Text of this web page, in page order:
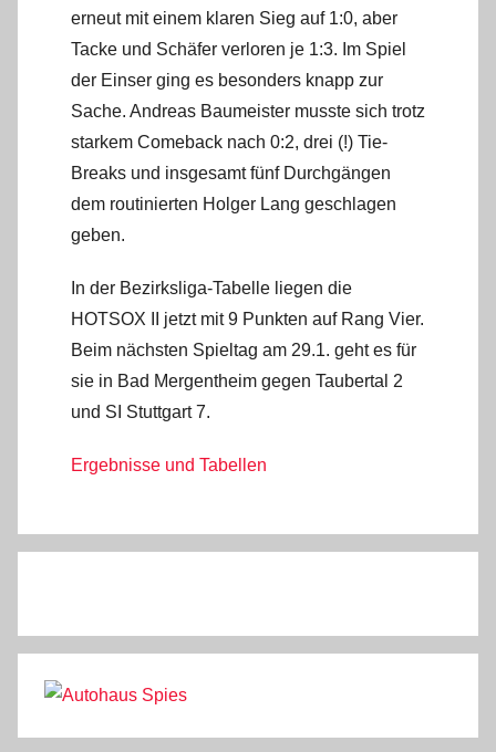
erneut mit einem klaren Sieg auf 1:0, aber
Tacke und Schäfer verloren je 1:3. Im Spiel
der Einser ging es besonders knapp zur
Sache. Andreas Baumeister musste sich trotz
starkem Comeback nach 0:2, drei (!) Tie-
Breaks und insgesamt fünf Durchgängen
dem routinierten Holger Lang geschlagen
geben.
In der Bezirksliga-Tabelle liegen die
HOTSOX II jetzt mit 9 Punkten auf Rang Vier.
Beim nächsten Spieltag am 29.1. geht es für
sie in Bad Mergentheim gegen Taubertal 2
und SI Stuttgart 7.
Ergebnisse und Tabellen